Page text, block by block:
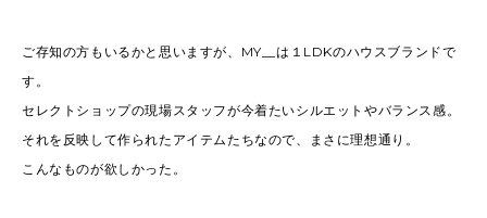
ご存知の方もいるかと思いますが、MY__は１LDKのハウスブランドで
す。
セレクトショップの現場スタッフが今着たいシルエットやバランス感。
それを反映して作られたアイテムたちなので、まさに理想通り。
こんなものが欲しかった。